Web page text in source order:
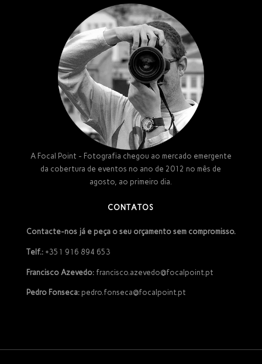
A Focal Point - Fotografia chegou ao mercado emergente
da cobertura de eventos no ano de 2012 no mês de
agosto, ao primeiro dia.
CONTATOS
Contacte-nos já e peça o seu orçamento sem compromisso.
Telf.:+351 916 894 653
Francisco Azevedo:francisco.azevedo@focalpoint.pt
Pedro Fonseca:pedro.fonseca@focalpoint.pt